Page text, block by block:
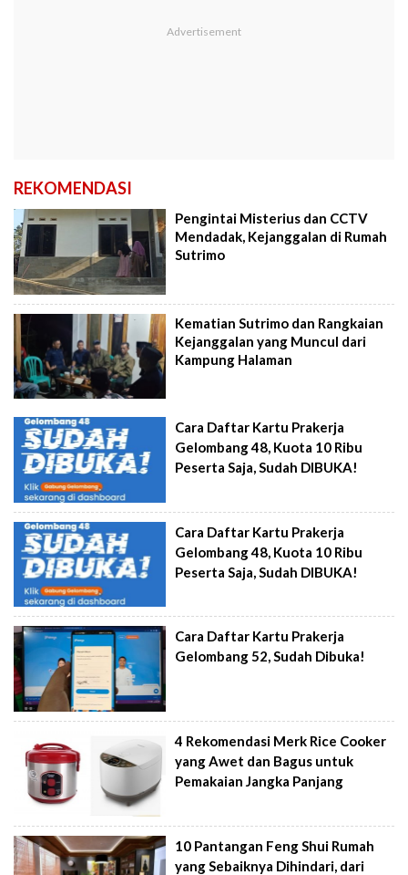
REKOMENDASI
Pengintai Misterius dan CCTV
Mendadak, Kejanggalan di Rumah
Sutrimo
Kematian Sutrimo dan Rangkaian
Kejanggalan yang Muncul dari
Kampung Halaman
Cara Daftar Kartu Prakerja
Gelombang 48, Kuota 10 Ribu
Peserta Saja, Sudah DIBUKA!
Cara Daftar Kartu Prakerja
Gelombang 48, Kuota 10 Ribu
Peserta Saja, Sudah DIBUKA!
Cara Daftar Kartu Prakerja
Gelombang 52, Sudah Dibuka!
4 Rekomendasi Merk Rice Cooker
yang Awet dan Bagus untuk
Pemakaian Jangka Panjang
10 Pantangan Feng Shui Rumah
yang Sebaiknya Dihindari, dari